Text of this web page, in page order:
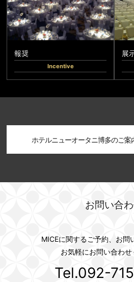
報奨
Incentive
展
ホテルニューオータニ博多のご案
お問い合
MICEに関するご予約、お問
お気軽にお問い合わせ
Tel.092-